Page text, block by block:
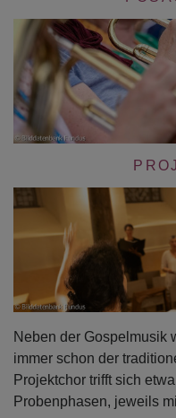
Neben der Gospelmusik
immer schon der
Projektchor trifft sich
Probenphasen, jeweils